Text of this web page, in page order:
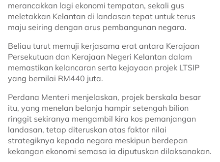
merancakkan lagi ekonomi tempatan, sekali gus
meletakkan Kelantan di landasan tepat untuk terus
maju seiring dengan arus pembangunan negara.
Beliau turut memuji kerjasama erat antara Kerajaan
Persekutuan dan Kerajaan Negeri Kelantan dalam
memastikan kelancaran serta kejayaan projek LTSIP
yang bernilai RM440 juta.
Perdana Menteri menjelaskan, projek berskala besar
itu, yang menelan belanja hampir setengah bilion
ringgit sekiranya mengambil kira kos pemanjangan
landasan, tetap diteruskan atas faktor nilai
strategiknya kepada negara meskipun berdepan
kekangan ekonomi semasa ia diputuskan dilaksanakan.